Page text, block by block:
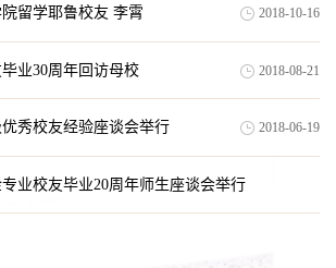
留学耶鲁校友 李霄 2018-10-16
业30周年回访母校 2018-08-21
秀校友经验座谈会举行 2018-06-19
业校友毕业20周年师生座谈会举行